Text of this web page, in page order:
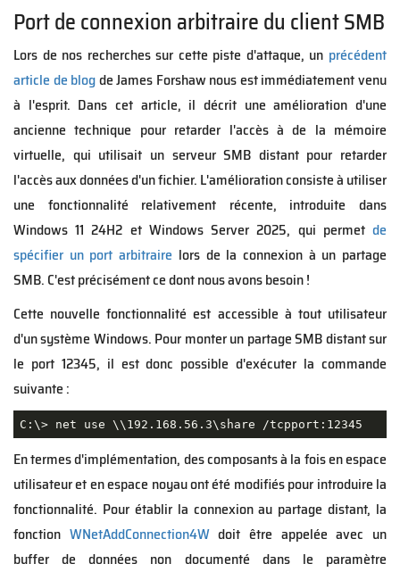
Port de connexion arbitraire du client SMB
Lors de nos recherches sur cette piste d'attaque, un précédent
article de blogde James Forshaw nous est immédiatement venu
à l'esprit. Dans cet article, il décrit une amélioration d'une
ancienne technique pour retarder l'accès à de la mémoire
virtuelle, qui utilisait un serveur SMB distant pour retarder
l'accès aux données d'un fichier. L'amélioration consiste à utiliser
une fonctionnalité relativement récente, introduite dans
Windows 11 24H2 et Windows Server 2025, qui permet de
spécifier un port arbitraire lors de la connexion à un partage
SMB. C'est précisément ce dont nous avons besoin !
Cette nouvelle fonctionnalité est accessible à tout utilisateur
d'un système Windows. Pour monter un partage SMB distant sur
le port 12345, il est donc possible d'exécuter la commande
suivante :
C:\> net use \\192.168.56.3\share /tcpport:12345
En termes d'implémentation, des composants à la fois en espace
utilisateur et en espace noyau ont été modifiés pour introduire la
fonctionnalité. Pour établir la connexion au partage distant, la
fonction WNetAddConnection4Wdoit être appelée avec un
buffer de données non documenté dans le paramètre